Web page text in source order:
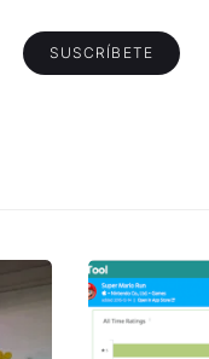
SUSCRÍBETE